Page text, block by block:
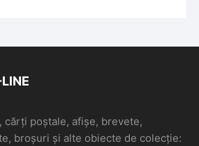
cărți poștale, afișe, brevete,
broșuri și alte obiecte de colecție: